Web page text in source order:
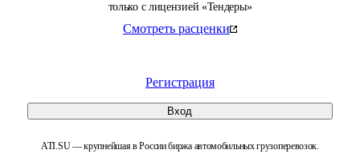
только с лицензией «Тендеры»
Смотреть расценки
Регистрация
Вход
ATI.SU — крупнейшая в России биржа автомобильных грузоперевозок.